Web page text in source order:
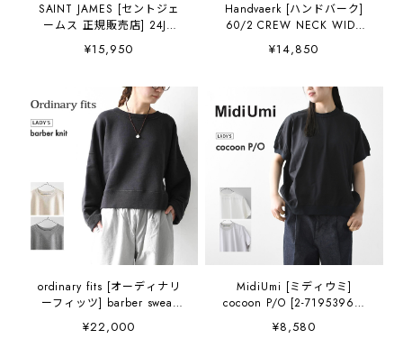
SAINT JAMES [セントジェ
ームス 正規販売店] 24JC
MORL.LOOSE L/S SOLID
[sl-24jcmorl] モーレルーズ
MORL.LOOSE・長袖・無
地・コットンカットソー・
長袖カットソー・MEN'S /
LADY'S [2026SS]
¥15,950
Handvaerk [ハンドバーク]
60/2 CREW NECK WIDE
T-SHIRT -SOLID- [6260-s]
60/2クルーネックワイドT
ツ・ワイドTシャツ・コット
ンTシャツ・無地・シンプ
ル・着心地・LADY'S
[2026SS]
¥14,850
ordinary fits [オーディナリ
ーフィッツ] barber sweat
[CS022] バーバースウェッ
ト・スウェット・トレーナ
¥22,000
MidiUmi [ミディウミ]
cocoon P/O [2-71953961]
コクーンプルオーバー・プ
ルオーバー・コクーンシル
¥8,580